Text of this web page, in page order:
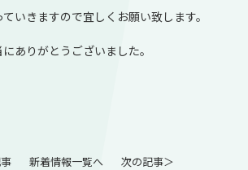
いきますので宜しくお願い致します。
ありがとうございました。
新着情報一覧へ 次の記事＞